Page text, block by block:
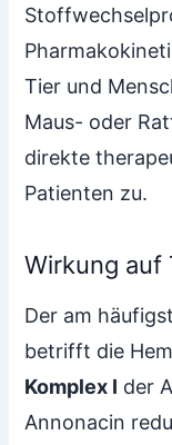
Tier und
Maus- oder
direkte
Patienten zu.
Wirkung auf
Der am
betrifft die
Komplex I der
Annonacin